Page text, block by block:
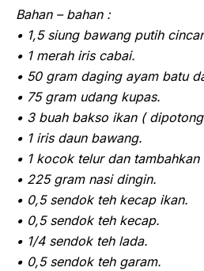
Bahan – bahan :
• 1,5 siung bawang putih
• 1 merah iris cabai.
• 50 gram daging ayam batu
• 75 gram udang kupas.
• 3 buah bakso ikan (
• 1 iris daun bawang.
• 1 kocok telur dan
• 225 gram nasi dingin.
• 0,5 sendok teh kecap ikan.
• 0,5 sendok teh kecap.
• 1/4 sendok teh lada.
• 0,5 sendok teh garam.